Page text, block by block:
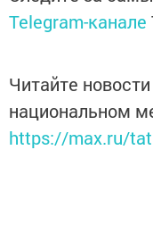
Telegram-канале
Читайте
национальном
https://max.ru/